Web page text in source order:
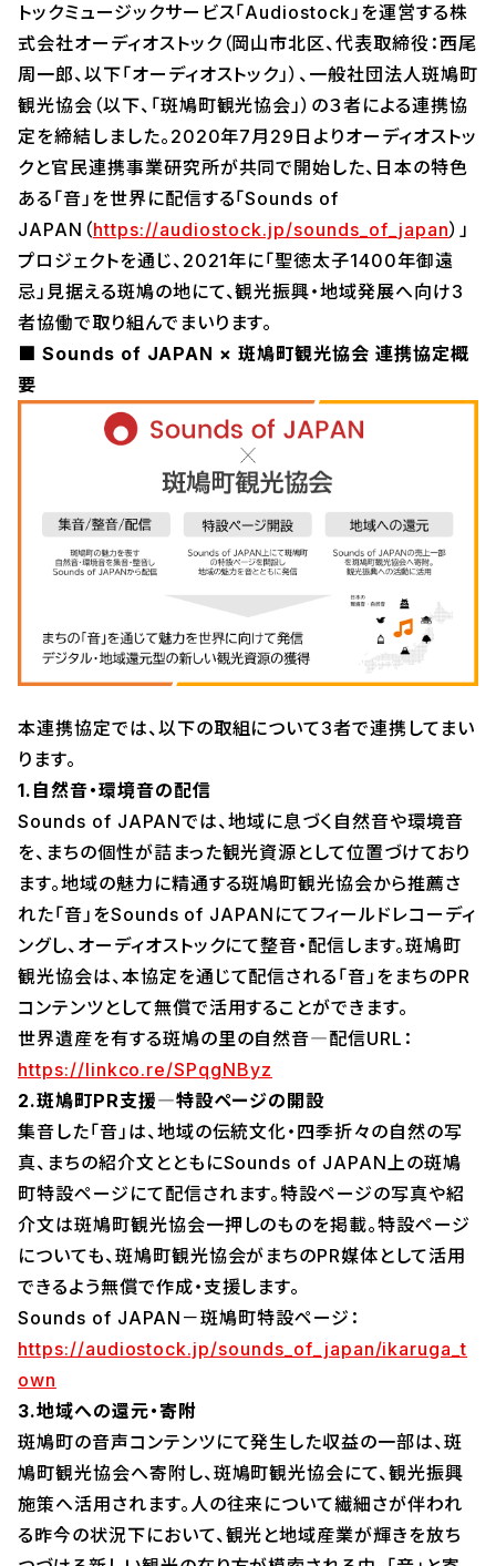
トックミュージックサービス「Audiostock」を運営する株
式会社オーディオストック（岡山市北区、代表取締役：西尾
周一郎、以下「オーディオストック」）、一般社団法人斑鳩町
観光協会（以下、「斑鳩町観光協会」）の３者による連携協
定を締結しました。2020年7月29日よりオーディオストッ
クと官民連携事業研究所が共同で開始した、日本の特色
ある「音」を世界に配信する「Sounds of
JAPAN（https://audiostock.jp/sounds_of_japan）」
プロジェクトを通じ、2021年に「聖徳太子1400年御遠
忌」見据える斑鳩の地にて、観光振興・地域発展へ向け3
者協働で取り組んでまいります。
■ Sounds of JAPAN × 斑鳩町観光協会 連携協定概
要
本連携協定では、以下の取組について3者で連携してまい
ります。
1.自然音・環境音の配信
Sounds of JAPANでは、地域に息づく自然音や環境音
を、まちの個性が詰まった観光資源として位置づけており
ます。地域の魅力に精通する斑鳩町観光協会から推薦さ
れた「音」をSounds of JAPANにてフィールドレコーディ
ングし、オーディオストックにて整音・配信します。斑鳩町
観光協会は、本協定を通じて配信される「音」をまちのPR
コンテンツとして無償で活用することができます。
世界遺産を有する斑鳩の里の自然音―配信URL：
https://linkco.re/SPqgNByz
2.斑鳩町PR支援―特設ページの開設
集音した「音」は、地域の伝統文化・四季折々の自然の写
真、まちの紹介文とともにSounds of JAPAN上の斑鳩
町特設ページにて配信されます。特設ページの写真や紹
介文は斑鳩町観光協会一押しのものを掲載。特設ページ
についても、斑鳩町観光協会がまちのPR媒体として活用
できるよう無償で作成・支援します。
Sounds of JAPAN－斑鳩町特設ページ：
https://audiostock.jp/sounds_of_japan/ikaruga_t
own
3.地域への還元・寄附
斑鳩町の音声コンテンツにて発生した収益の一部は、斑
鳩町観光協会へ寄附し、斑鳩町観光協会にて、観光振興
施策へ活用されます。人の往来について繊細さが伴われ
る昨今の状況下において、観光と地域産業が輝きを放ち